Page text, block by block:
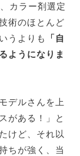
カラー剤選定
術のほとんど
うよりも
「自
ようになりま
デルさんを上
がある！」と
けど、それ以
ちが強く、当